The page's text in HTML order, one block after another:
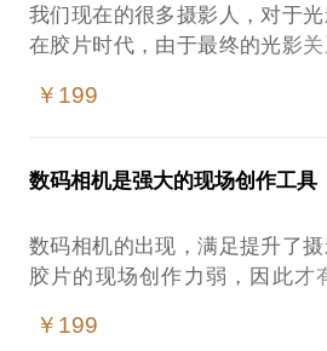
我们现在的很多摄影人，对于光
在胶片时代，由于最终的光影
影作品，那个阶段是创意的曝
也是创意性的曝光。
在数码相机时代，由于相机的使
中的曝光，仅仅是技术性的，目
难在数码相机上实现创意的曝
到。只要我们了解光影逻辑关
￥199
数码相机是强大的现场创作工具
数码相机的出现，满足提升了摄
胶片的现场创作力弱，因此才
相机，数码相机因此才应运而
￥199